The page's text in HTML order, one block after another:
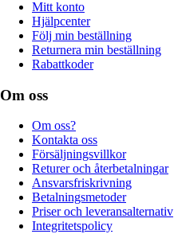
Mitt konto
Hjälpcenter
Följ min beställning
Returnera min beställning
Rabattkoder
Om oss
Om oss?
Kontakta oss
Försäljningsvillkor
Returer och återbetalningar
Ansvarsfriskrivning
Betalningsmetoder
Priser och leveransalternativ
Integritetspolicy